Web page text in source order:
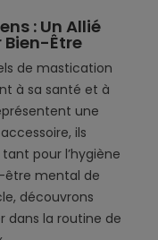
meilleur des os
votre chien
: Un Allié
Bien-Être
de mastication
à sa santé et à
une
ils
pour l’hygiène
être mental de
découvrons
dans la routine de